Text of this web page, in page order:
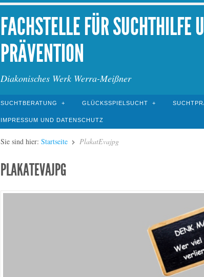
FACHSTELLE FÜR SUCHTHILFE
PRÄVENTION
Diakonisches Werk Werra-Meißner
SUCHTBERATUNG GLÜCKSSPIELSUCHT
IMPRESSUM UND DATENSCHUTZ
Sie sind hier: Startseite PlakatEvajpg
PLAKATEVAJPG